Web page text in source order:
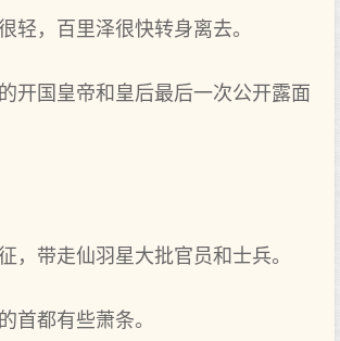
轻，百里泽很快转身离去。
开国皇帝和皇后最后一次公开露面
，带走仙羽星大批官员和士兵。
首都有些萧条。